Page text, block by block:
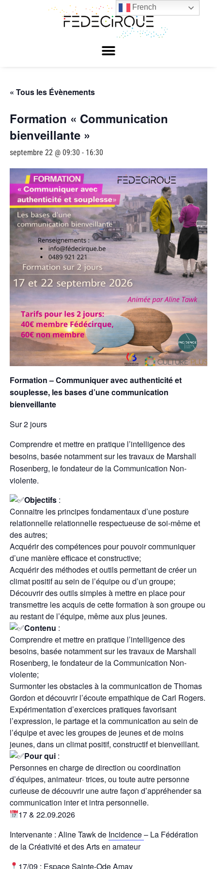
« Tous les Évènements
Formation « Communication
bienveillante »
septembre 22 @ 09:30 - 16:30
Formation – Communiquer avec authenticité et
souplesse, les bases d’une communication
bienveillante
Sur 2 jours
Comprendre et mettre en pratique l’intelligence des
besoins, basée notamment sur les travaux de Marshall
Rosenberg, le fondateur de la Communication Non-
violente.
Objectifs :
Connaitre les principes fondamentaux d’une posture
relationnelle relationnelle respectueuse de soi-même et
des autres;
Acquérir des compétences pour pouvoir communiquer
d’une manière efficace et constructive;
Acquérir des méthodes et outils permettant de créer un
climat positif au sein de l’équipe ou d’un groupe;
Découvrir des outils simples à mettre en place pour
transmettre les acquis de cette formation à son groupe ou
au restant de l’équipe, même aux plus jeunes.
Contenu :
Comprendre et mettre en pratique l’intelligence des
besoins, basée notamment sur les travaux de Marshall
Rosenberg, le fondateur de la Communication Non-
violente;
Surmonter les obstacles à la communication de Thomas
Gordon et découvrir l’écoute empathique de Carl Rogers.
Expérimentation d’exercices pratiques favorisant
l’expression, le partage et la communication au sein de
l’équipe et avec les groupes de jeunes et de moins
jeunes, dans un climat positif, constructif et bienveillant.​
Pour qui :
Personnes en charge de direction ou coordination
d’équipes, animateur· trices, ou toute autre personne
curieuse de découvrir une autre façon d’appréhender sa
communication inter et intra personnelle.
17 & 22.09.2026
Intervenante : Aline Tawk de Incidence– La Fédération
de la Créativité et des Arts en amateur
17/09 : Espace Sainte-Ode Amay
French